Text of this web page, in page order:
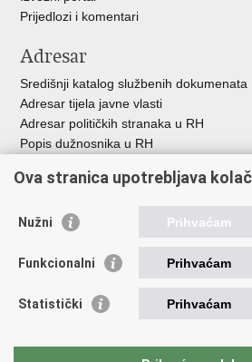
Prijedlozi i komentari
Adresar
Središnji katalog službenih dokumenata
Adresar tijela javne vlasti
Adresar političkih stranaka u RH
Popis dužnosnika u RH
Pozivi za žurnu pomoć
Važne poveznice
Strukturni i investicijski fondovi
Središnja agencija za financiranje i
Predstavništvo Europske komisije u
Europski parlament
Ova stranica upotrebljava
Nužni Prihvaćam
Funkcionalni Prihvaćam
Statistički Prihvaćam